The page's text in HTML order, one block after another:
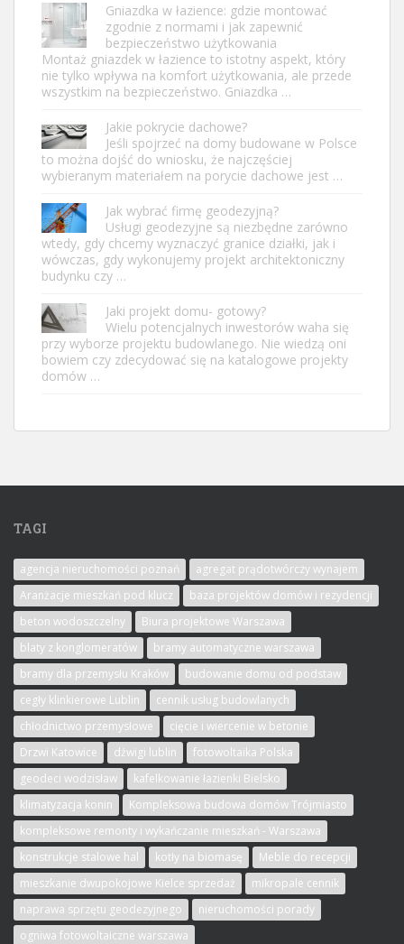
Gniazdka w łazience: gdzie montować
zgodnie z normami i jak zapewnić
bezpieczeństwo użytkowania
Montaż gniazdek w łazience to istotny aspekt, który
nie tylko wpływa na komfort użytkowania, ale przede
wszystkim na bezpieczeństwo. Gniazdka …
Jakie pokrycie dachowe?
Jeśli spojrzeć na domy budowane w Polsce
to można dojść do wniosku, że najczęściej
wybieranym materiałem na porycie dachowe jest …
Jak wybrać firmę geodezyjną?
Usługi geodezyjne są niezbędne zarówno
wtedy, gdy chcemy wyznaczyć granice działki, jak i
wówczas, gdy wykonujemy projekt architektoniczny
budynku czy …
Jaki projekt domu- gotowy?
Wielu potencjalnych inwestorów waha się
przy wyborze projektu budowlanego. Nie wiedzą oni
bowiem czy zdecydować się na katalogowe projekty
domów …
TAGI
agencja nieruchomości poznań
agregat prądotwórczy wynajem
Aranżacje mieszkań pod klucz
baza projektów domów i rezydencji
beton wodoszczelny
Biura projektowe Warszawa
blaty z konglomeratów
bramy automatyczne warszawa
bramy dla przemysłu Kraków
budowanie domu od podstaw
cegły klinkierowe Lublin
cennik usług budowlanych
chłodnictwo przemysłowe
cięcie i wiercenie w betonie
Drzwi Katowice
dźwigi lublin
fotowoltaika Polska
geodeci wodzisław
kafelkowanie łazienki Bielsko
klimatyzacja konin
Kompleksowa budowa domów Trójmiasto
kompleksowe remonty i wykańczanie mieszkań - Warszawa
konstrukcje stalowe hal
kotły na biomasę
Meble do recepcji
mieszkanie dwupokojowe Kielce sprzedaż
mikropale cennik
naprawa sprzętu geodezyjnego
nieruchomości porady
ogniwa fotowoltaiczne warszawa